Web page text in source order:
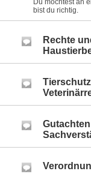
Du möchtest an
bist du richtig.
Rechte